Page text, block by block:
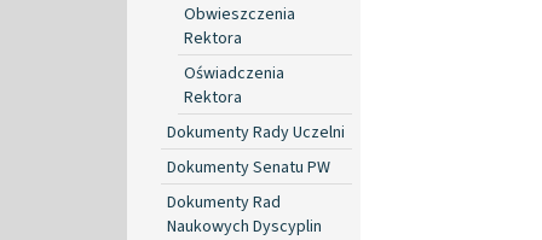
Obwieszczenia
Rektora
Oświadczenia
Rektora
Dokumenty Rady Uczelni
Dokumenty Senatu PW
Dokumenty Rad
Naukowych Dyscyplin